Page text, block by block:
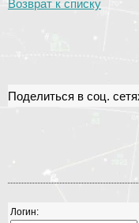
Возврат к списку
Поделиться в соц.
Логин: